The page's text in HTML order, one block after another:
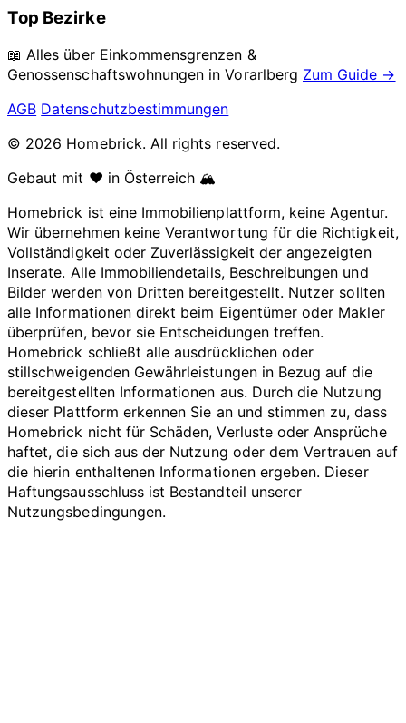
Top Bezirke
📖 Alles über Einkommensgrenzen &
Genossenschaftswohnungen inVorarlberg Zum Guide →
AGB Datenschutzbestimmungen
© 2026 Homebrick. All rights reserved.
Gebaut mit ❤️ in Österreich 🏔️
Homebrick ist eine Immobilienplattform, keine Agentur.
Wir übernehmen keine Verantwortung für die Richtigkeit,
Vollständigkeit oder Zuverlässigkeit der angezeigten
Inserate. Alle Immobiliendetails, Beschreibungen und
Bilder werden von Dritten bereitgestellt. Nutzer sollten
alle Informationen direkt beim Eigentümer oder Makler
überprüfen, bevor sie Entscheidungen treffen.
Homebrick schließt alle ausdrücklichen oder
stillschweigenden Gewährleistungen in Bezug auf die
bereitgestellten Informationen aus. Durch die Nutzung
dieser Plattform erkennen Sie an und stimmen zu, dass
Homebrick nicht für Schäden, Verluste oder Ansprüche
haftet, die sich aus der Nutzung oder dem Vertrauen auf
die hierin enthaltenen Informationen ergeben. Dieser
Haftungsausschluss ist Bestandteil unserer
Nutzungsbedingungen.